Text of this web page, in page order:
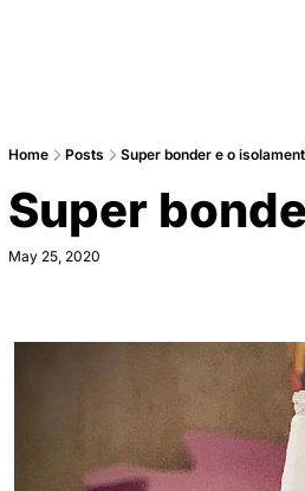
Home Posts Super bonder e o
Super
May 25, 2020